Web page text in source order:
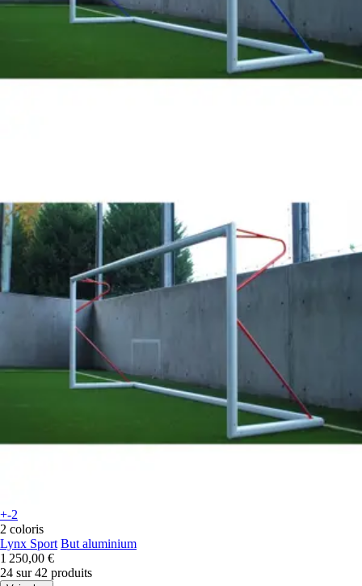
+-2
2 coloris
Lynx Sport But aluminium
1 250,00 €
24 sur 42 produits